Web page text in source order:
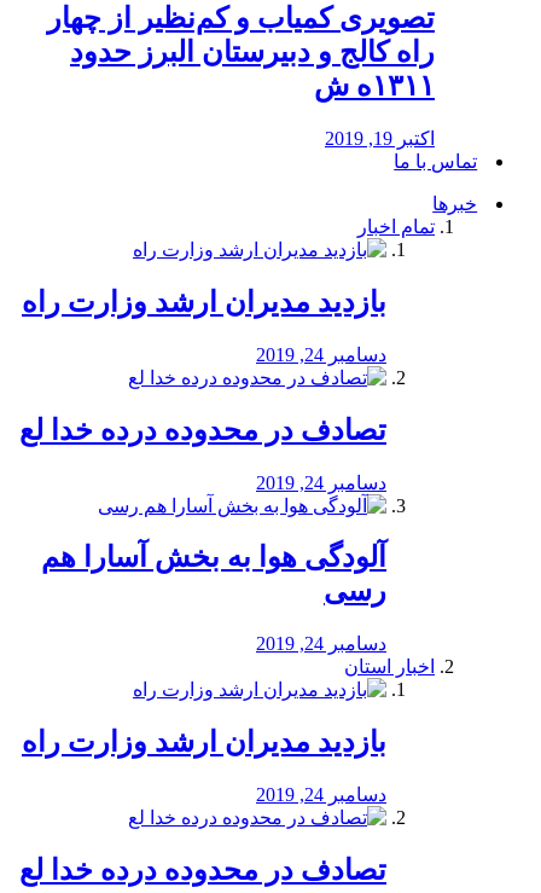
️تصویری کمیاب و کم‌نظیر از چهار
راه كالج و دبيرستان البرز حدود
۱۳۱۱ه ش
اکتبر 19, 2019
تماس با ما
خبرها
تمام اخبار
بازدید مدیران ارشد وزارت راه
دسامبر 24, 2019
تصادف در محدوده درده خدا لع
دسامبر 24, 2019
آلودگی هوا به بخش آسارا هم
رسی
دسامبر 24, 2019
اخبار استان
بازدید مدیران ارشد وزارت راه
دسامبر 24, 2019
تصادف در محدوده درده خدا لع